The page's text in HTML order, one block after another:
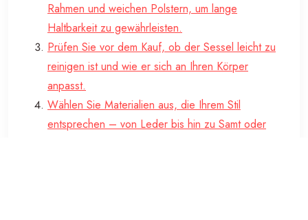
Rahmen und weichen Polstern, um lange
Haltbarkeit zu gewährleisten.
Prüfen Sie vor dem Kauf, ob der Sessel leicht zu
reinigen ist und wie er sich an Ihren Körper
anpasst.
Wählen Sie Materialien aus, die Ihrem Stil
entsprechen – von Leder bis hin zu Samt oder